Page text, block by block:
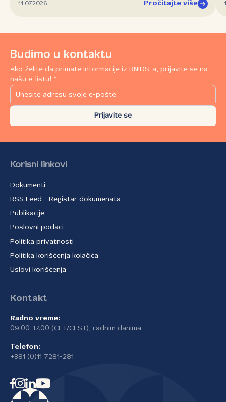
11.07.2026. Pročitajte više
Budimo u kontaktu
Ako želite da primate informacije iz RNIDS-a, prijavite se na
našu e-listu! *
Prijavite se
Korisni linkovi
Dokumenti
RSS Feed - Registar dokumenata
Publikacije
Poslovni podaci
Politika privatnosti
Politika korišćenja kolačića
Uslovi korišćenja
Kontakt
Radno vreme:
09.00-17.00 (CET/CEST), radnim danima
Telefon:
+381 (0)11 7281-281